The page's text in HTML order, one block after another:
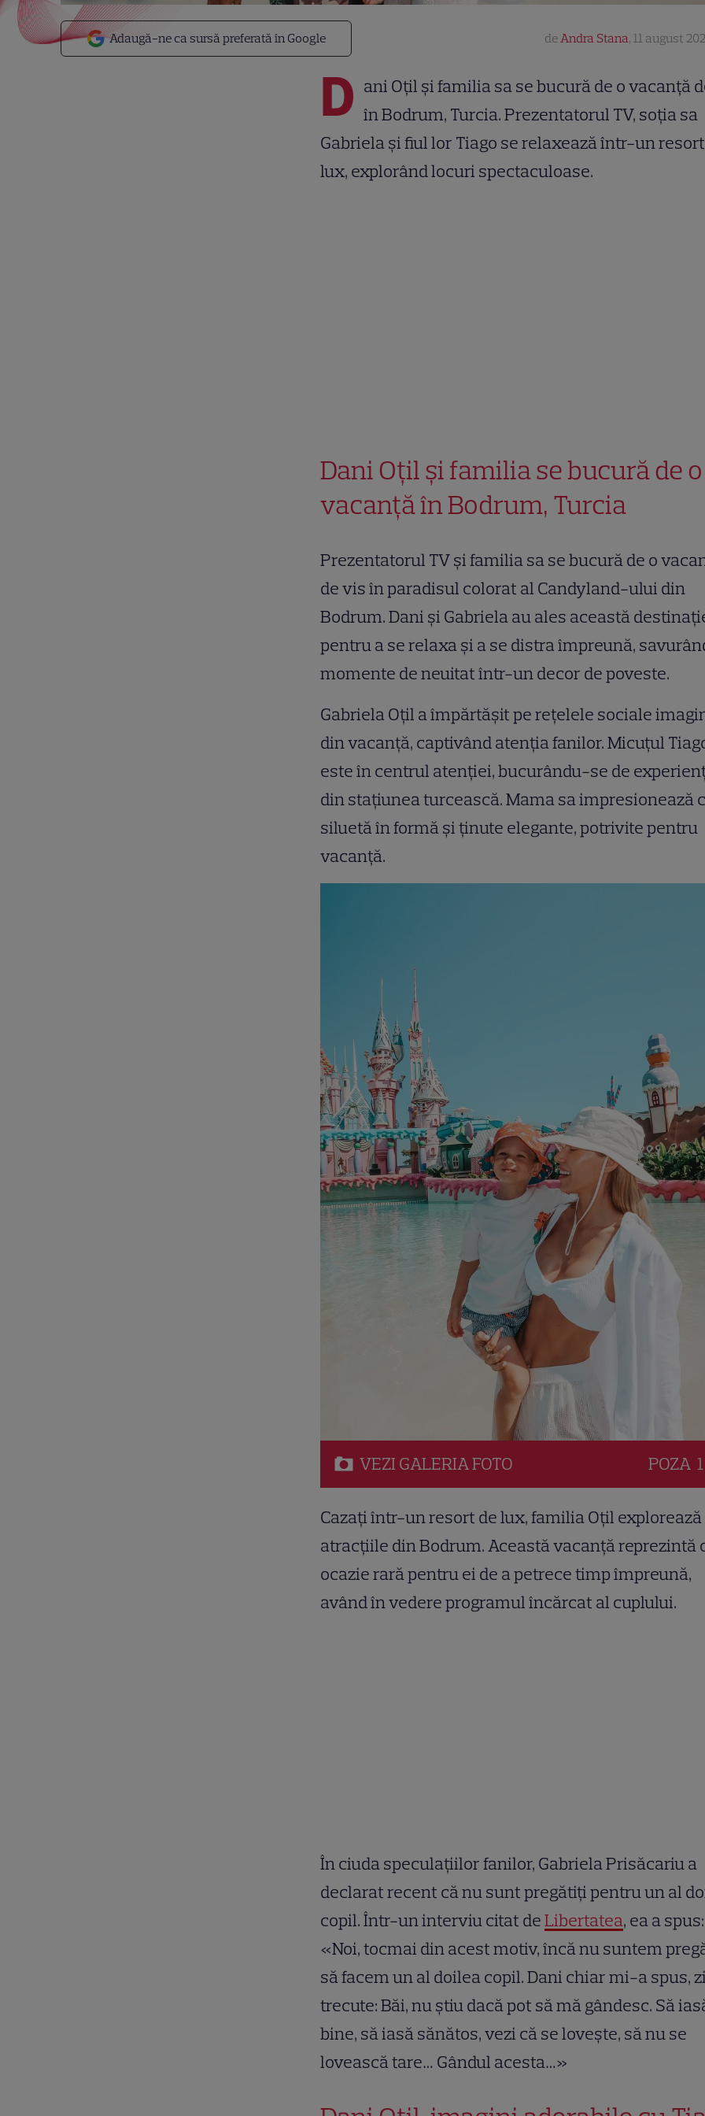
Adaugă-ne ca sursă preferată în Google deAndra Stana, 11 august
D ani Oțil și familia sa se bucură de o vacanță
în Bodrum, Turcia. Prezentatorul TV, soția sa
Gabriela și fiul lor Tiago se relaxează într-un
lux, explorând locuri spectaculoase.
Dani Oțil și familia se bucură de o
vacanță în Bodrum, Turcia
Prezentatorul TV și familia sa se bucură de o
de vis în paradisul colorat al Candyland-ului din
Bodrum. Dani și Gabriela au ales această
pentru a se relaxa și a se distra împreună,
momente de neuitat într-un decor de poveste.
Gabriela Oțil a împărtășit pe rețelele sociale
din vacanță, captivând atenția fanilor. Micuțul
este în centrul atenției, bucurându-se de
din stațiunea turcească. Mama sa impresionează
siluetă în formă și ținute elegante, potrivite pentru
vacanță.
VEZI GALERIAFOTO POZA
Cazați într-un resort de lux, familia Oțil explorează
atracțiile din Bodrum. Această vacanță reprezintă
ocazie rară pentru ei de a petrece timp împreună,
având în vedere programul încărcat al cuplului.
În ciuda speculațiilor fanilor, Gabriela Prisăcariu a
declarat recent că nu sunt pregătiți pentru un al
copil. Într-un interviu citat deLibertatea, ea a spus:
«Noi, tocmai din acest motiv, încă nu suntem
să facem un al doilea copil. Dani chiar mi-a spus,
trecute: Băi, nu știu dacă pot să mă gândesc. Să
bine, să iasă sănătos, vezi că se lovește, să nu se
lovească tare… Gândul acesta…»